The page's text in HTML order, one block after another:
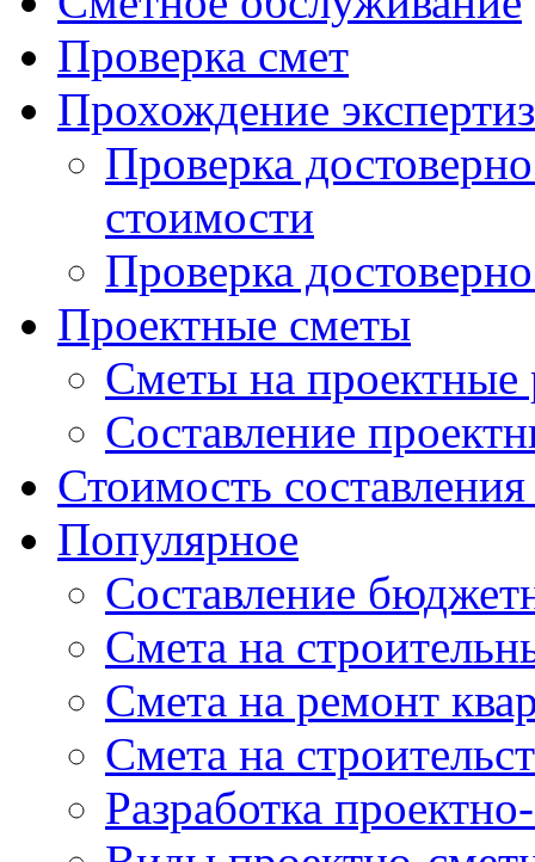
Проверка смет
Прохождение
Проверка
стоимости
Проверка
Проектные сметы
Сметы на проектные
Составление
Стоимость
Популярное
Составление
Cмета на
Смета на ремонт
Смета на
Разработка